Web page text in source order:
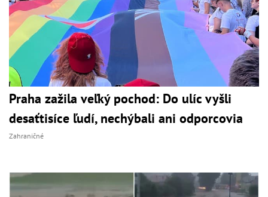
Praha zažila veľký pochod: Do ulíc vyšli
desaťtisíce ľudí, nechýbali ani odporcovia
Zahraničné